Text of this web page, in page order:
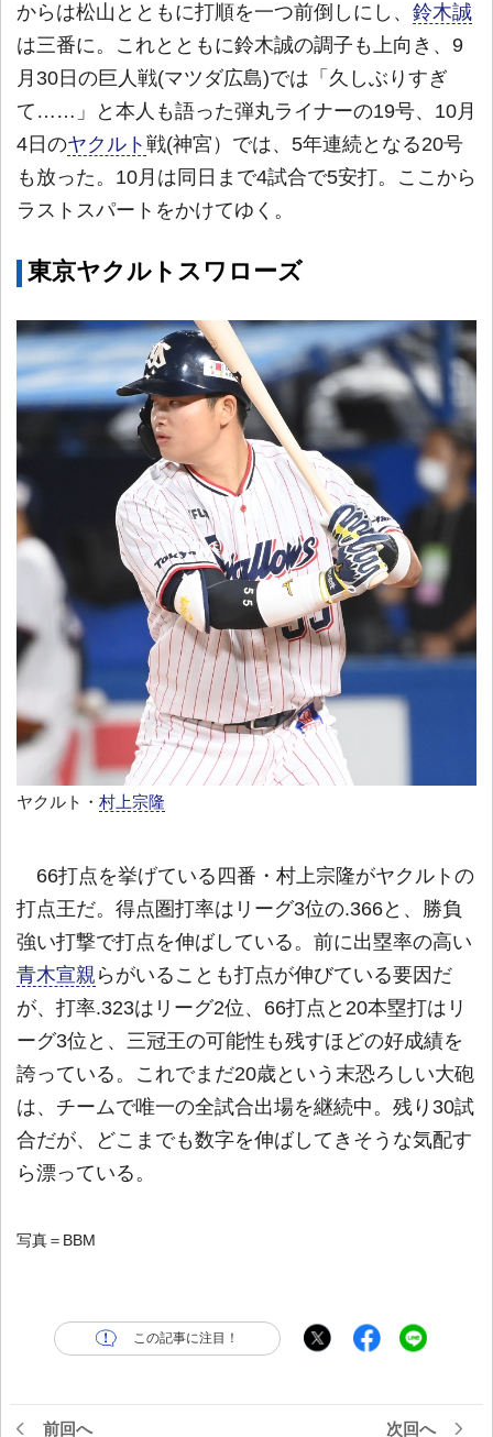
からは松山とともに打順を一つ前倒しにし、 鈴木誠
は三番に。これとともに鈴木誠の調子も上向き、9
月30日の巨人戦(マツダ広島)では「久しぶりすぎ
て……」と本人も語った弾丸ライナーの19号、10月
4日のヤクルト 戦(神宮）では、5年連続となる20号
も放った。10月は同日まで4試合で5安打。ここから
ラストスパートをかけてゆく。
東京ヤクルトスワローズ
ヤクルト・ 村上宗隆
66打点を挙げている四番・村上宗隆がヤクルトの
打点王だ。得点圏打率はリーグ3位の.366と、勝負
強い打撃で打点を伸ばしている。前に出塁率の高い
青木宣親 らがいることも打点が伸びている要因だ
が、打率.323はリーグ2位、66打点と20本塁打はリ
ーグ3位と、三冠王の可能性も残すほどの好成績を
誇っている。これでまだ20歳という末恐ろしい大砲
は、チームで唯一の全試合出場を継続中。残り30試
合だが、どこまでも数字を伸ばしてきそうな気配す
ら漂っている。
写真＝BBM
この記事に注目！
前回へ 次回へ